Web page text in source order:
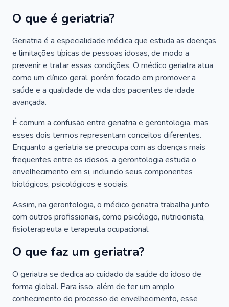
O que é geriatria?
Geriatria é a especialidade médica que estuda as doenças
e limitações típicas de pessoas idosas, de modo a
prevenir e tratar essas condições. O médico geriatra atua
como um clínico geral, porém focado em promover a
saúde e a qualidade de vida dos pacientes de idade
avançada.
É comum a confusão entre geriatria e gerontologia, mas
esses dois termos representam conceitos diferentes.
Enquanto a geriatria se preocupa com as doenças mais
frequentes entre os idosos, a gerontologia estuda o
envelhecimento em si, incluindo seus componentes
biológicos, psicológicos e sociais.
Assim, na gerontologia, o médico geriatra trabalha junto
com outros profissionais, como psicólogo, nutricionista,
fisioterapeuta e terapeuta ocupacional.
O que faz um geriatra?
O geriatra se dedica ao cuidado da saúde do idoso de
forma global. Para isso, além de ter um amplo
conhecimento do processo de envelhecimento, esse